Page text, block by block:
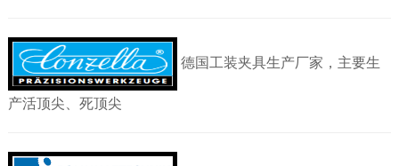
德国工装夹具生产厂家，主要生
产活顶尖、 死顶尖